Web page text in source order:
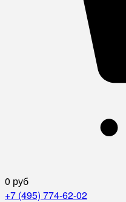
0 руб
+7 (495) 774-62-02